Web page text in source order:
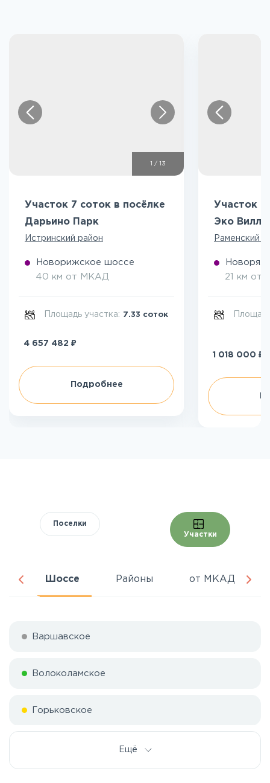
/ 13
Участок 7 соток в посёлке
Дарьино Парк
Истринский район
Новорижское шоссе
40 км от МКАД
Площадь участка: 7.33 соток
4 657 482 ₽
Подробнее
Участок 5
Эко
Раменский
21 км от
1 018 000 ₽
Поселки
Участки
Шоссе Районы от МКАД
Варшавское
Волоколамское
Горьковское
Ещё